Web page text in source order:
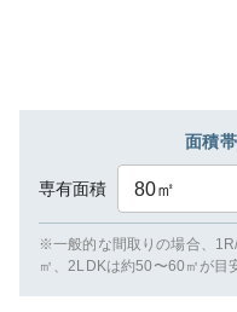
面積
専有面積 80㎡
※一般的な間取りの場合、
㎡、2LDKは約50〜60㎡が目